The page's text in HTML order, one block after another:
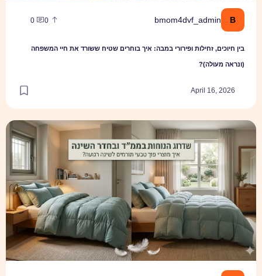
B
bmom4dvf_admin
0
0
בין חיוכים, זחילות ופירורי במבה: איך בוחרים שטיח ששורד את חיי המשפחה
(ונראה מעולה)?
April 16, 2026
שדרוג הנוחות בממ״ד ובחדר השינה: איך מוצרי פוך טבעי תורמים לשינה